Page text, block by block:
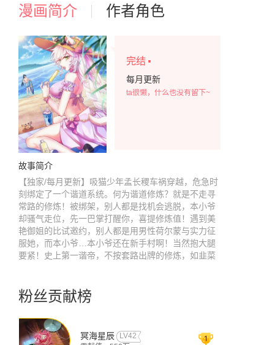
漫画简介 作者角色
完结 ·
每月更新
ta很懒，什么也没有留下~
故事简介
【独家/每月更新】吸猫少年孟长稷车祸穿越，危急时
刻绑定了一个谐道系统。何为谐道修炼？就是不走寻
常路的修炼！被绑架，别人都是找机会逃脱，本小爷
却骚气走位，先一巴掌打醒你，喜提修炼值！遇到美
艳御姐的比试邀约，别人都是用男性荷尔蒙与实力征
服她，而本小爷…本小爷还在新手村啊！当然抱大腿
要紧！史上第一谐帝，不按套路出牌的修炼，如韭菜
粉丝贡献榜
冥海星辰
LV42